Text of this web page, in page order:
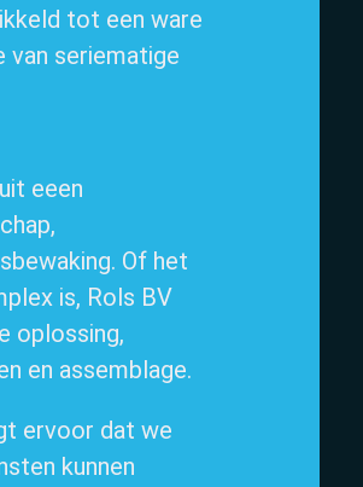
tot een ware
van seriematige
eeen
Of het
is, Rols BV
oplossing,
en assemblage.
ervoor dat we
kunnen